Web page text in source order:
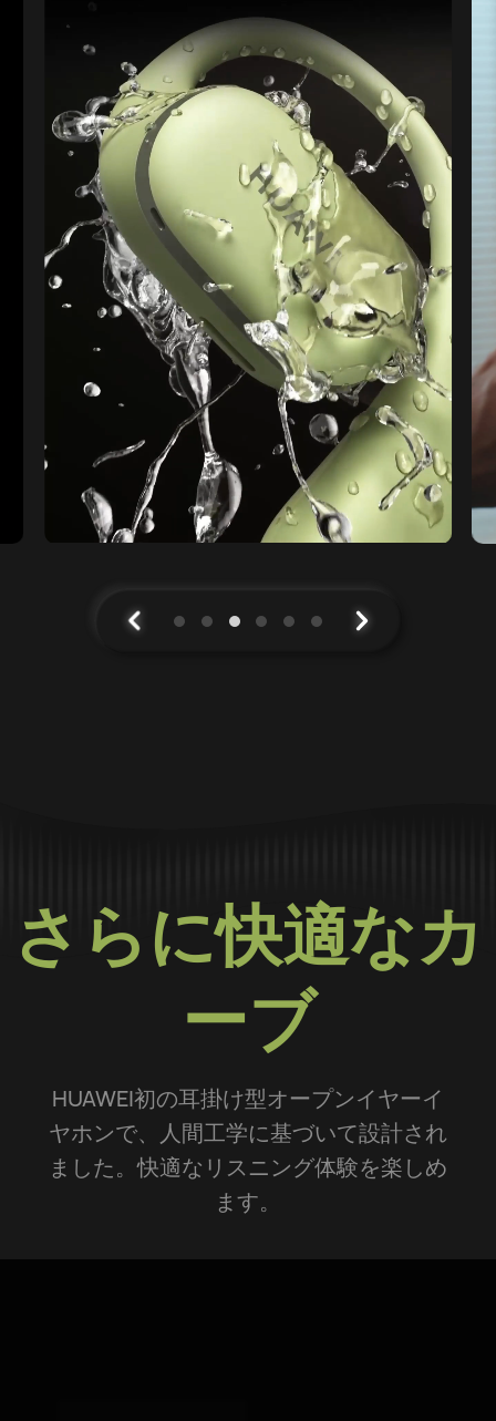
さらに快適なカ
ーブ
HUAWEI初の耳掛け型オープンイヤーイ
ヤホンで、人間工学に基づいて設計され
ました。快適なリスニング体験を楽しめ
ます。